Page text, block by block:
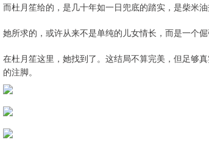
而杜月笙给的，是几十年如一日兜底的踏实，是柴米油
她所求的，或许从来不是单纯的儿女情长，而是一个
在杜月笙这里，她找到了。这结局不算完美，但足够
的注脚。